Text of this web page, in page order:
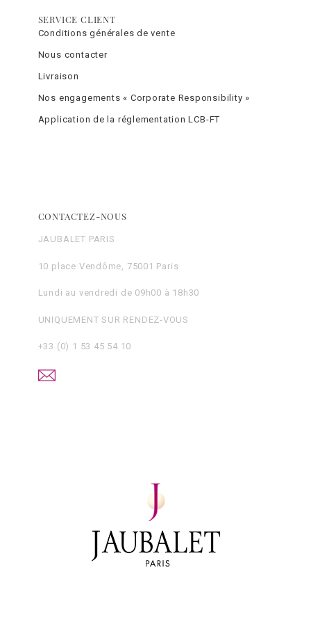
SERVICE CLIENT
Conditions générales de vente
Nous contacter
Livraison
Nos engagements « Corporate Responsibility »
Application de la réglementation LCB-FT
CONTACTEZ-NOUS
JAUBALET PARIS
10 place Vendôme, 75001 Paris
Lundi au vendredi de 09h00 à 18h30
UNIQUEMENT SUR RENDEZ-VOUS
+33 (0) 1 53 45 54 10